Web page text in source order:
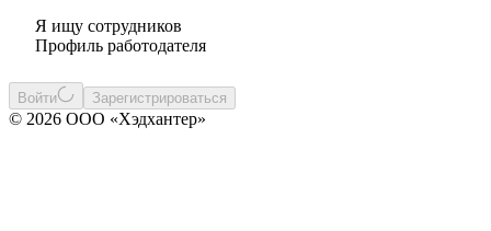
Я ищу сотрудников
Профиль работодателя
Войти Зарегистрироваться
© 2026 ООО «Хэдхантер»